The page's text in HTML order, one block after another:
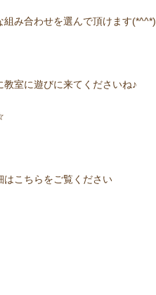
み合わせを選んで頂けます(*^^*)
室に遊びに来てくださいね♪
こちらをご覧ください